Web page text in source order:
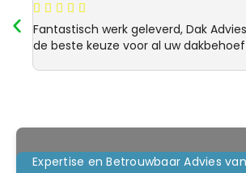
    
Fantastisch werk geleverd, Dak
de beste keuze voor al uw
Expertise en Betrouwbaar Advies